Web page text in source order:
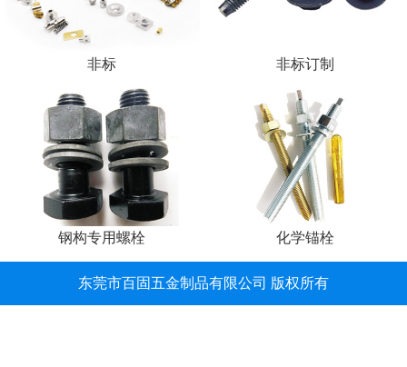
非标 非标订制
钢构专用螺栓 化学锚栓
东莞市百固五金制品有限公司 版权所有